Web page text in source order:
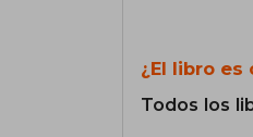
¿El libro es
Todos los